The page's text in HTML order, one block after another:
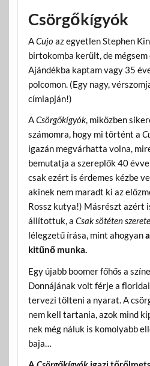
Csörgőkígyók
ACujo az egyetlen Stephen
birtokomba került, de mégsem
Ajándékba kaptam vagy 35
polcomon. (Egy nagy,
címlapján!)
ACsörgőkígyók, miközben
számomra, hogy mi történt a
igazán megvárhatta volna,
bemutatja a szereplők 40
csak ezért is érdemes kézbe
akinek nem maradt ki az
Rossz kutya!) Másrészt azért
állítottuk, a Csak sötéten
lélegzetű írása, mint ahogyana
kitűnő munka.
Egy újabb boomer főhős a
Donnájának volt férje a
tervezi tölteni a nyarat. A
nem kell tartania, azok mind
nek még náluk is komolyabb
baja…